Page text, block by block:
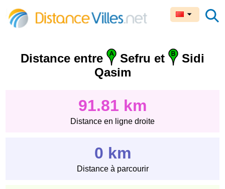
Distance entre Sefru et
Sidi
Qasim
91.81 km
Distance en ligne droite
0 km
Distance à parcourir